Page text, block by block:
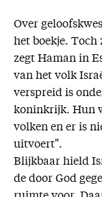
Over
het boekje.
zegt Haman in
van het volk
verspreid is
koninkrijk. Hun
volken en er is
uitvoert".
Blijkbaar hield
de door God